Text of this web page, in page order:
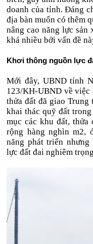
doanh của tỉnh. Đáng
địa bàn muốn có thêm
nâng cao năng lực
khá nhiều bởi vấn đề
Khơi thông nguồn lực
Mới đây, UBND tỉnh
123/KH-UBND về việc
thửa đất đã giao
khai thác quỹ đất
mục các khu đất,
rộng hàng nghìn m2,
năng phát triển
lực đất đai nghiêm